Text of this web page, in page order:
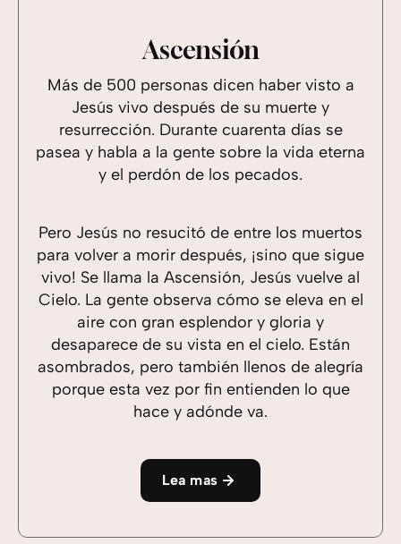
Ascensión
Más de 500 personas dicen haber visto a
Jesús vivo después de su muerte y
resurrección. Durante cuarenta días se
pasea y habla a la gente sobre la vida eterna
y el perdón de los pecados.
Pero Jesús no resucitó de entre los muertos
para volver a morir después, ¡sino que sigue
vivo! Se llama la Ascensión, Jesús vuelve al
Cielo. La gente observa cómo se eleva en el
aire con gran esplendor y gloria y
desaparece de su vista en el cielo. Están
asombrados, pero también llenos de alegría
porque esta vez por fin entienden lo que
hace y adónde va.
Lea mas